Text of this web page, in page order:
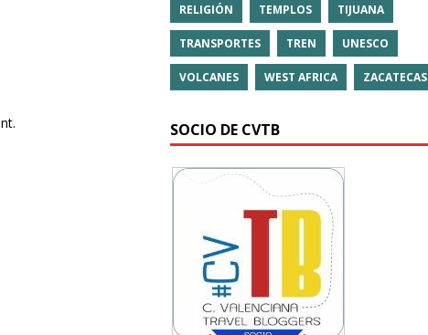
RELIGIÓN TEMPLOS TIJUANA
TRANSPORTES TREN UNESCO
VOLCANES WEST AFRICA ZACATECAS
SOCIO DE CVTB